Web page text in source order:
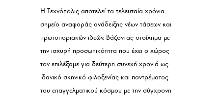
Η Τεχνόπολις αποτελεί τα τελευταία χρόνια
σημείο αναφοράς ανάδειξης νέων τάσεων και
πρωτοποριακών ιδεών. Βάζοντας στοίχημα με
την ισχυρή προσωπικότητα που έχει ο χώρος
τον επιλέξαμε για δεύτερη συνεχή χρονιά ως
ιδανικό σκηνικό φιλοξενίας και παντρέματος
του επαγγελματικού κόσμου με την σύγχρονη